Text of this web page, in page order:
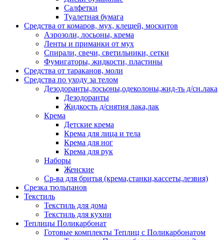
Салфетки
Туалетная бумага
Средства от комаров, мух, клещей, москитов
Аэрозоли, лосьоны, крема
Ленты и приманки от мух
Спирали, свечи, светильники, сетки
Фумигаторы, жидкости, пластины
Средства от тараканов, моли
Средства по уходу за телом
Дезодоранты,лосьоны,одеколоны,жид-ть д/сн.лака
Дезодоранты
Жидкость д/снятия лака,лак
Крема
Детские крема
Крема для лица и тела
Крема для ног
Крема для рук
Наборы
Женские
Ср-ва для бритья (крема,станки,кассеты,лезвия)
Срезка тюльпанов
Текстиль
Текстиль для дома
Текстиль для кухни
Теплицы Поликарбонат
Готовые комплекты Теплиц с Поликарбонатом